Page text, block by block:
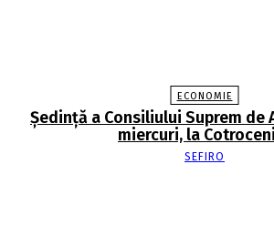
ECONOMIE
Şedinţă a Consiliului Suprem de
miercuri, la
SEFIRO